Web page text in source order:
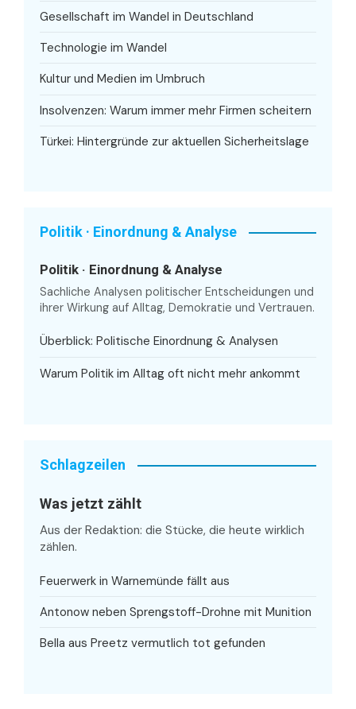
Gesellschaft im Wandel in Deutschland
Technologie im Wandel
Kultur und Medien im Umbruch
Insolvenzen: Warum immer mehr Firmen scheitern
Türkei: Hintergründe zur aktuellen Sicherheitslage
Politik · Einordnung & Analyse
Politik · Einordnung & Analyse
Sachliche Analysen politischer Entscheidungen und
ihrer Wirkung auf Alltag, Demokratie und Vertrauen.
Überblick: Politische Einordnung & Analysen
Warum Politik im Alltag oft nicht mehr ankommt
Schlagzeilen
Was jetzt zählt
Aus der Redaktion: die Stücke, die heute wirklich
zählen.
Feuerwerk in Warnemünde fällt aus
Antonow neben Sprengstoff-Drohne mit Munition
Bella aus Preetz vermutlich tot gefunden